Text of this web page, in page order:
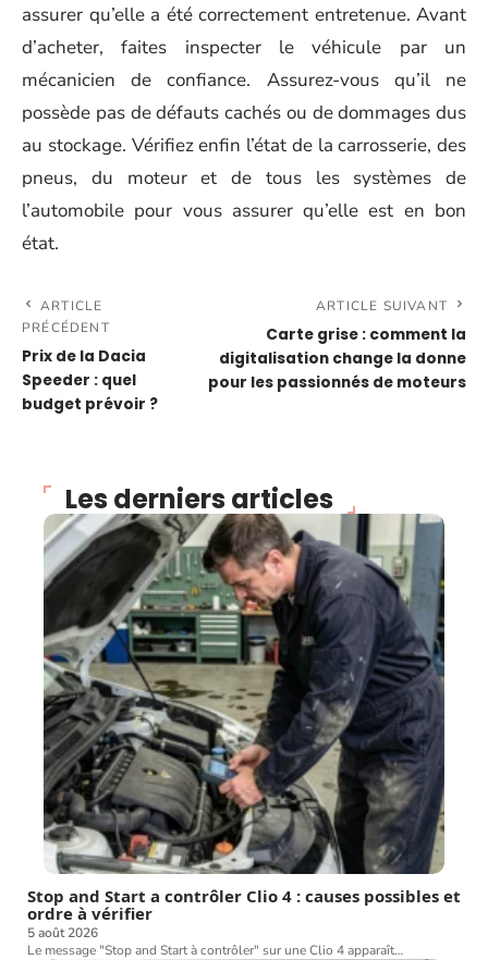
assurer qu’elle a été correctement entretenue. Avant
d’acheter, faites inspecter le véhicule par un
mécanicien de confiance. Assurez-vous qu’il ne
possède pas de défauts cachés ou de dommages dus
au stockage. Vérifiez enfin l’état de la carrosserie, des
pneus, du moteur et de tous les systèmes de
l’automobile pour vous assurer qu’elle est en bon
état.
ARTICLE
PRÉCÉDENT
Prix de la Dacia
Speeder : quel
budget prévoir ?
ARTICLE SUIVANT
Carte grise : comment la
digitalisation change la donne
pour les passionnés de moteurs
Les derniers articles
Stop and Start a contrôler Clio 4 : causes possibles et
ordre à vérifier
5 août 2026
Le message "Stop and Start à contrôler" sur une Clio 4 apparaît…